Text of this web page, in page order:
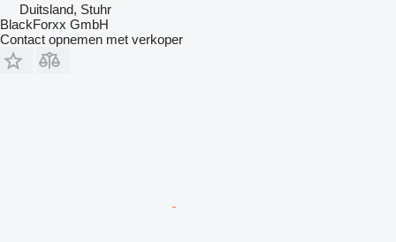
Duitsland, Stuhr
BlackForxx GmbH
Contact opnemen met verkoper